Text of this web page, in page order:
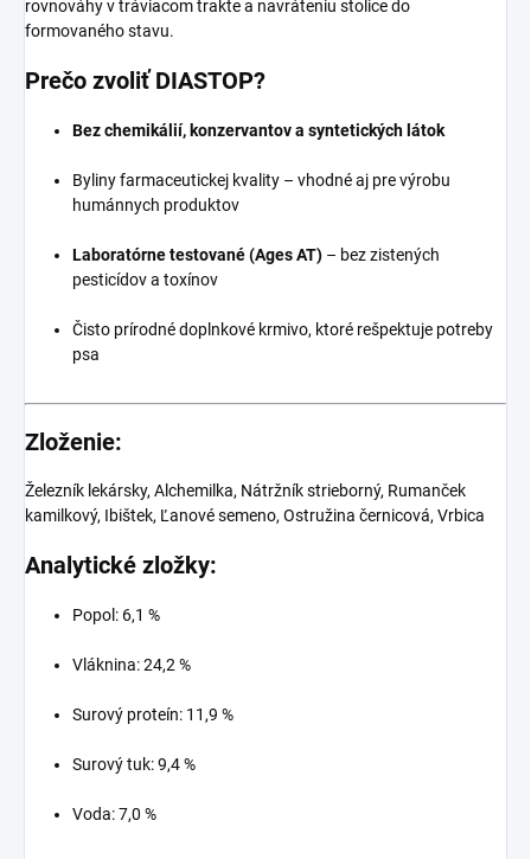
rovnováhy v tráviacom trakte a navráteniu stolice do
formovaného stavu.
Prečo zvoliť DIASTOP?
Bez chemikálií, konzervantov a syntetických látok
Byliny farmaceutickej kvality – vhodné aj pre výrobu
humánnych produktov
Laboratórne testované (Ages AT) – bez zistených
pesticídov a toxínov
Čisto prírodné doplnkové krmivo, ktoré rešpektuje potreby
psa
Zloženie:
Železník lekársky, Alchemilka, Nátržník strieborný, Rumanček
kamilkový, Ibištek, Ľanové semeno, Ostružina černicová, Vrbica
Analytické zložky:
Popol: 6,1 %
Vláknina: 24,2 %
Surový proteín: 11,9 %
Surový tuk: 9,4 %
Voda: 7,0 %